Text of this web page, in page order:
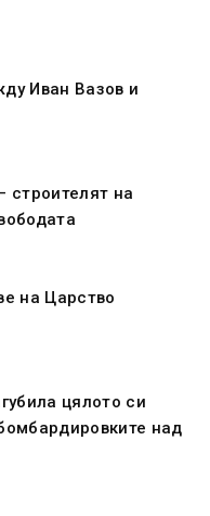
Иван Вазов и
строителят на
на Царство
цялото си
над